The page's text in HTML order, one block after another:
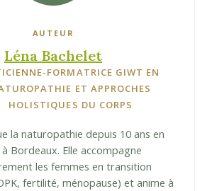
AUTEUR
Léna Bachelet
FORMATRICE GIWT EN
ET APPROCHES
HOLISTIQUES DU CORPS
la naturopathie depuis 10 ans en
Bordeaux. Elle accompagne
les femmes en transition
fertilité, ménopause) et anime à